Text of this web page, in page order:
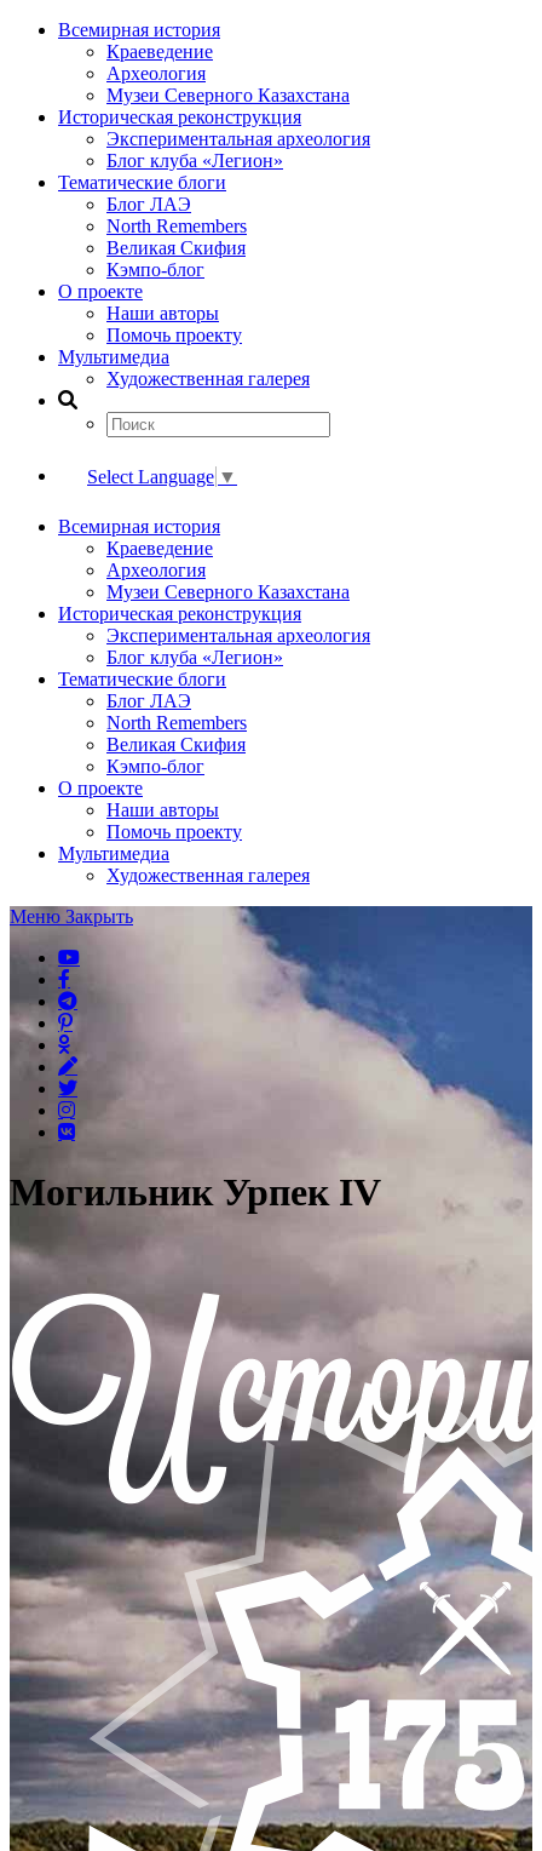
Всемирная история
Краеведение
Археология
Музеи Северного Казахстана
Историческая реконструкция
Экспериментальная археология
Блог клуба «Легион»
Тематические блоги
Блог ЛАЭ
North Remembers
Великая Скифия
Кэмпо-блог
О проекте
Наши авторы
Помочь проекту
Мультимедиа
Художественная галерея
Select Language ▼
Всемирная история
Краеведение
Археология
Музеи Северного Казахстана
Историческая реконструкция
Экспериментальная археология
Блог клуба «Легион»
Тематические блоги
Блог ЛАЭ
North Remembers
Великая Скифия
Кэмпо-блог
О проекте
Наши авторы
Помочь проекту
Мультимедиа
Художественная галерея
Меню Закрыть
Могильник Урпек IV